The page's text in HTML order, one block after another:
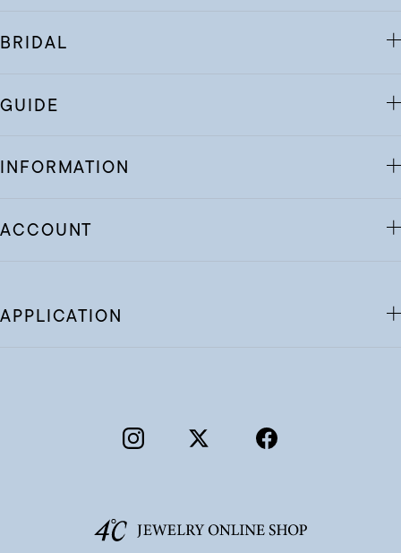
BRIDAL
GUIDE
INFORMATION
ACCOUNT
APPLICATION